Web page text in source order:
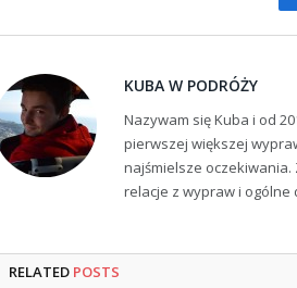
KUBA W PODRÓŻY
Nazywam się Kuba i od
pierwszej większej
najśmielsze
relacje z wypraw i ogólne
RELATED POSTS